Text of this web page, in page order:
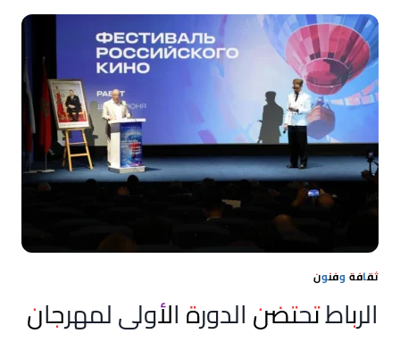
المغرب:
“بلد
ساحر
وجمهور
مثقف”..
وهذه
رسالتي
لمشجعي
مصر
والمغرب
ثقافة وفنون
الرباط تحتضن الدورة الأولى لمهرجان